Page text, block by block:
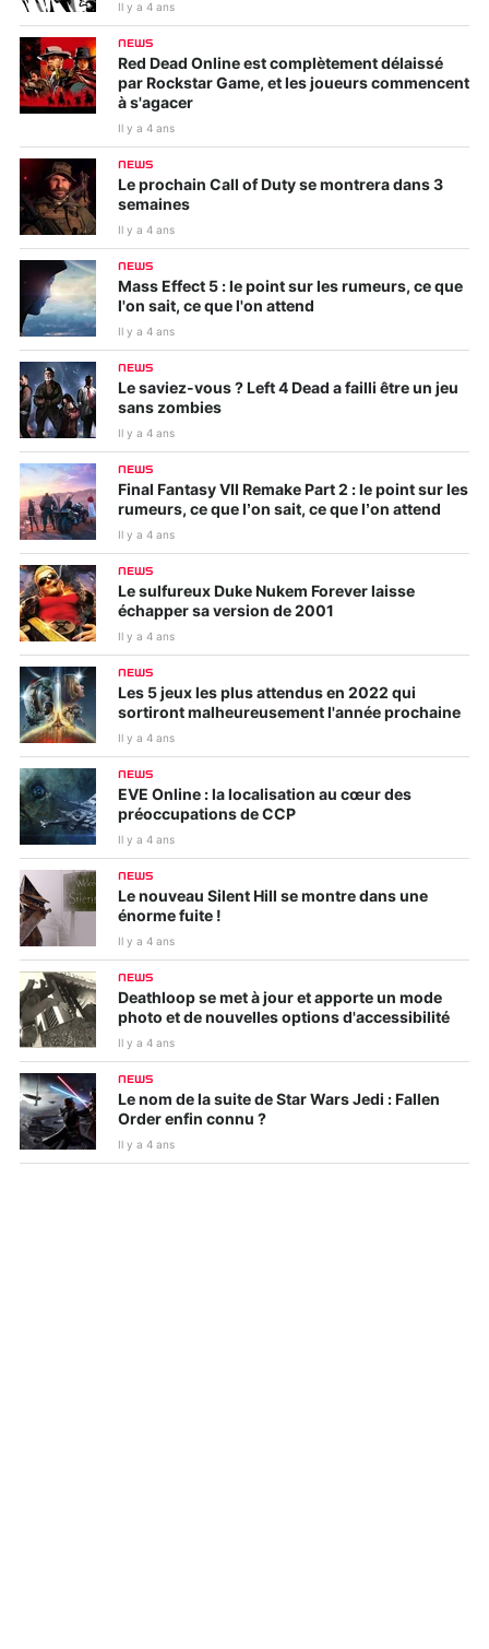
Il y a 4 ans
NEWS
Red Dead Online est complètement délaissé
par Rockstar Game, et les joueurs commencent
à s'agacer
Il y a 4 ans
NEWS
Le prochain Call of Duty se montrera dans 3
semaines
Il y a 4 ans
NEWS
Mass Effect 5 : le point sur les rumeurs, ce que
l'on sait, ce que l'on attend
Il y a 4 ans
NEWS
Le saviez-vous ? Left 4 Dead a failli être un jeu
sans zombies
Il y a 4 ans
NEWS
Final Fantasy VII Remake Part 2 : le point sur les
rumeurs, ce que l’on sait, ce que l’on attend
Il y a 4 ans
NEWS
Le sulfureux Duke Nukem Forever laisse
échapper sa version de 2001
Il y a 4 ans
NEWS
Les 5 jeux les plus attendus en 2022 qui
sortiront malheureusement l'année prochaine
Il y a 4 ans
NEWS
EVE Online : la localisation au cœur des
préoccupations de CCP
Il y a 4 ans
NEWS
Le nouveau Silent Hill se montre dans une
énorme fuite !
Il y a 4 ans
NEWS
Deathloop se met à jour et apporte un mode
photo et de nouvelles options d'accessibilité
Il y a 4 ans
NEWS
Le nom de la suite de Star Wars Jedi : Fallen
Order enfin connu ?
Il y a 4 ans